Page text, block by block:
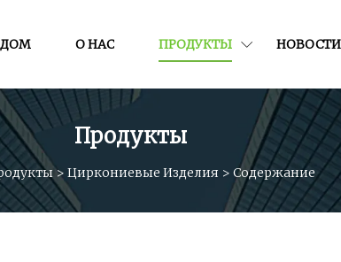
ДОМ О НАС ПРОДУКТЫ НОВОСТИ
Продукты
> Циркониевые Изделия > Содержание